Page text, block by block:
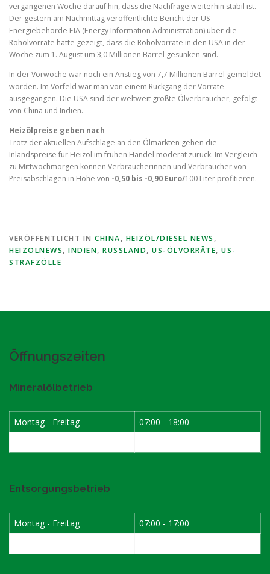
vergangenen Woche darauf hin, dass die Nachfrage weiterhin stabil ist.
Der gestern am Nachmittag veröffentlichte Bericht der US-
Energiebehörde EIA (Energy Information Administration) über die
Rohölvorräte hatte gezeigt, dass die Rohölvorräte in den USA in der
Woche zum 1. August um 3,0 Millionen Barrel gesunken sind.
In der Vorwoche war noch ein Anstieg von 7,7 Millionen Barrel gemeldet
worden. Im Vorfeld war man von einem Rückgang der Vorräte
ausgegangen. Die USA sind der weltweit größte Ölverbraucher, gefolgt
von China und Indien.
Heizölpreise geben nach
Trotz der aktuellen Aufschläge an den Ölmärkten gehen die
Inlandspreise für Heizöl im frühen Handel moderat zurück. Im Vergleich
zu Mittwochmorgen können Verbraucherinnen und Verbraucher von
Preisabschlägen in Höhe von -0,50 bis -0,90 Euro/100 Liter profitieren.
VERÖFFENTLICHT IN CHINA, HEIZÖL/DIESEL NEWS ,
HEIZÖLNEWS, INDIEN, RUSSLAND, US-ÖLVORRÄTE, US-
STRAFZÖLLE
Öffnungszeiten
Mineralölbetrieb
Montag - Freitag
07:00 - 18:00
Entsorgungsbetrieb
Montag - Freitag
07:00 - 17:00